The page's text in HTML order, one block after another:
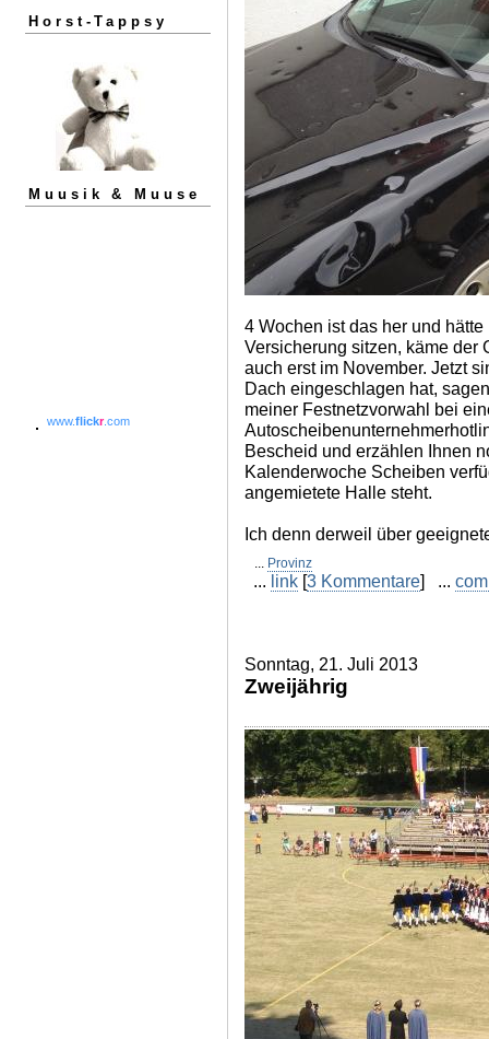
Horst-Tappsy
Muusik & Muuse
www.flickr.com
4 Wochen ist das her und
Versicherung sitzen, käme der
auch erst im November. Jetzt
Dach eingeschlagen hat,
meiner Festnetzvorwahl bei
Bescheid und erzählen Ihnen
Kalenderwoche Scheiben
angemietete Halle steht.
Ich denn derweil über
... Provinz
... link [3 Kommentare] ...
Sonntag, 21. Juli 2013
Zweijährig